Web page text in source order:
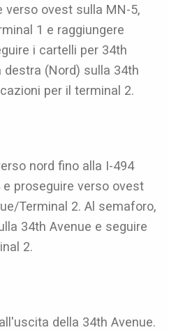
verso ovest sulla MN-5,
1 e raggiungere
i cartelli per 34th
destra (Nord) sulla 34th
per il terminal 2.
nord fino alla I-494
proseguire verso ovest
Terminal 2. Al semaforo,
34th Avenue e seguire
2.
della 34th Avenue.